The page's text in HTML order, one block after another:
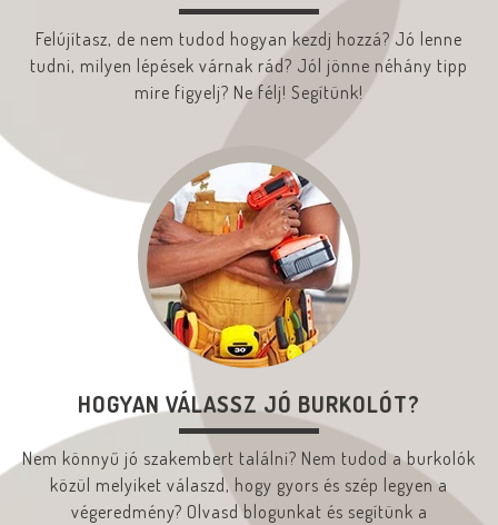
Felújítasz, de nem tudod hogyan kezdj hozzá? Jó lenne
tudni, milyen lépések várnak rád? Jól jönne néhány tipp
mire figyelj? Ne félj! Segítünk!
HOGYAN VÁLASSZ JÓ BURKOLÓT?
Nem könnyű jó szakembert találni? Nem tudod a burkolók
közül melyiket válaszd, hogy gyors és szép legyen a
végeredmény? Olvasd blogunkat és segítünk a